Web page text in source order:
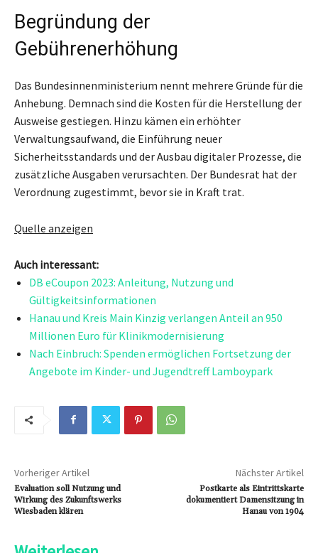
Begründung der
Gebührenerhöhung
Das Bundesinnenministerium nennt mehrere Gründe für die
Anhebung. Demnach sind die Kosten für die Herstellung der
Ausweise gestiegen. Hinzu kämen ein erhöhter
Verwaltungsaufwand, die Einführung neuer
Sicherheitsstandards und der Ausbau digitaler Prozesse, die
zusätzliche Ausgaben verursachten. Der Bundesrat hat der
Verordnung zugestimmt, bevor sie in Kraft trat.
Quelle anzeigen
Auch interessant:
DB eCoupon 2023: Anleitung, Nutzung und
Gültigkeitsinformationen
Hanau und Kreis Main Kinzig verlangen Anteil an 950
Millionen Euro für Klinikmodernisierung
Nach Einbruch: Spenden ermöglichen Fortsetzung der
Angebote im Kinder- und Jugendtreff Lamboypark
Vorheriger Artikel
Evaluation soll Nutzung und
Wirkung des Zukunftswerks
Wiesbaden klären
Nächster Artikel
Postkarte als Eintrittskarte
dokumentiert Damensitzung in
Hanau von 1904